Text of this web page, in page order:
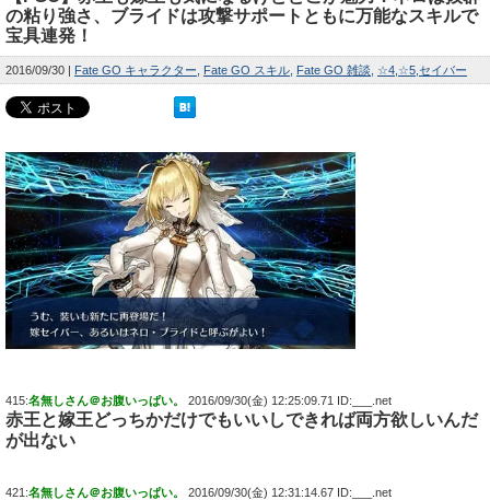
の粘り強さ、ブライドは攻撃サポートともに万能なスキルで
宝具連発！
2016/09/30 Fate GO キャラクター Fate GO スキル Fate GO 雑談 ☆4 ☆5 セイバー
415:名無しさん＠お腹いっぱい。 2016/09/30(金) 12:25:09.71 ID:___.net
赤王と嫁王どっちかだけでもいいしできれば両方欲しいんだ
が出ない
421:名無しさん＠お腹いっぱい。 2016/09/30(金) 12:31:14.67 ID:___.net